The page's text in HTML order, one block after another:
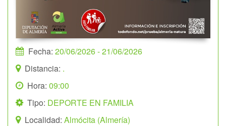
Fecha: 20/06/2026- 21/06/2026
Distancia: .
Hora: 09:00
Tipo: DEPORTE EN FAMILIA
Localidad: Almócita (Almería)